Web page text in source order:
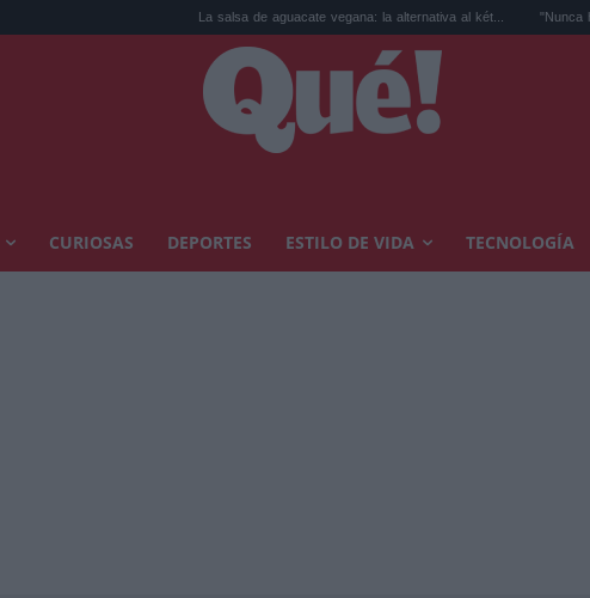
La salsa de aguacate vegana: la alternativa al két... "Nunca he sido un
CURIOSAS DEPORTES ESTILO DE VIDA TECNOLOGÍA